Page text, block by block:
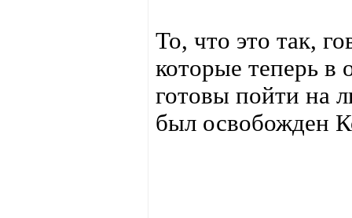
То, что это так,
которые теперь в
готовы пойти на
был освобожден